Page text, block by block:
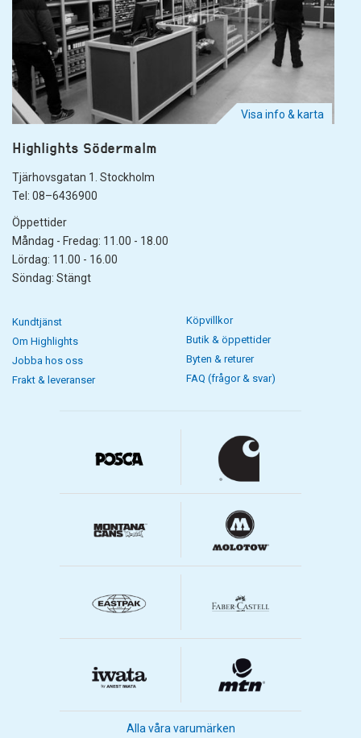
Visa info & karta
Highlights Södermalm
Tjärhovsgatan 1. Stockholm
Tel: 08–6436900
Öppettider
Måndag - Fredag: 11.00 - 18.00
Lördag: 11.00 - 16.00
Söndag: Stängt
Kundtjänst
Om Highlights
Jobba hos oss
Frakt & leveranser
Köpvillkor
Butik & öppettider
Byten & returer
FAQ (frågor & svar)
Alla våra varumärken